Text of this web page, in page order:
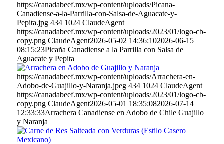
https://canadabeef.mx/wp-content/uploads/Picana-
Canadiense-a-la-Parrilla-con-Salsa-de-Aguacate-y-
Pepita.jpg 434 1024 ClaudeAgent
https://canadabeef.mx/wp-content/uploads/2023/01/logo-cb-
copy.png ClaudeAgent2026-05-02 14:36:102026-06-15
08:15:23Picaña Canadiense a la Parrilla con Salsa de
Aguacate y Pepita
https://canadabeef.mx/wp-content/uploads/Arrachera-en-
Adobo-de-Guajillo-y-Naranja.jpeg 434 1024 ClaudeAgent
https://canadabeef.mx/wp-content/uploads/2023/01/logo-cb-
copy.png ClaudeAgent2026-05-01 18:35:082026-07-14
12:33:33Arrachera Canadiense en Adobo de Chile Guajillo
y Naranja